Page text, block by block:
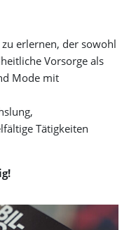
erlernen, der sowohl
Vorsorge als
Mode mit
Tätigkeiten